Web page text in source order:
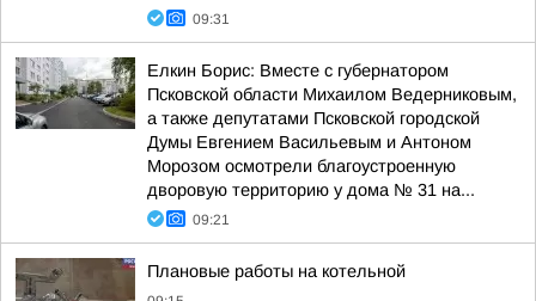
09:31
Елкин Борис: Вместе с губернатором
Псковской области Михаилом Ведерниковым,
а также депутатами Псковской городской
Думы Евгением Васильевым и Антоном
Морозом осмотрели благоустроенную
дворовую территорию у дома № 31 на...
09:21
Плановые работы на котельной